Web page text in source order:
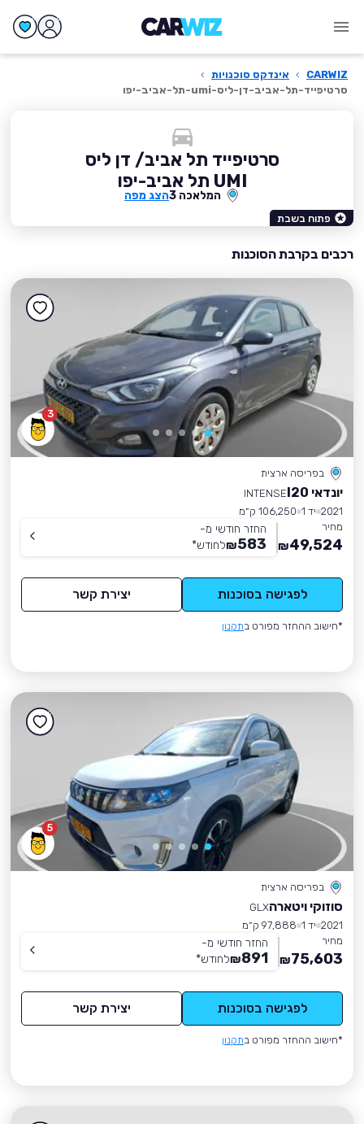
CARWIZ
› אינדקס סוכנויות ›
סרטיפייד-תל-אביב-דן-ליס-umi-תל-אביב-יפו
סרטיפייד תל אביב/ דן ליס
UMI תל אביב-יפו
המלאכה 3 הצג מפה
פתוח בשבת
רכבים בקרבת הסוכנות
3
בפריסה ארצית
יונדאי I20
INTENSE
2021 יד 1
106,250 ק״מ
מחיר
49,524
₪
החזר חודשי מ-
583
₪לחודש*
לפגישה בסוכנות יצירת קשר
*חישוב ההחזר מפורט בתקנון
5
בפריסה ארצית
סוזוקי ויטארהGLX
2021 יד 1
97,888 ק״מ
מחיר
75,603
₪
החזר חודשי מ-
891
₪לחודש*
לפגישה בסוכנות יצירת קשר
*חישוב ההחזר מפורט בתקנון